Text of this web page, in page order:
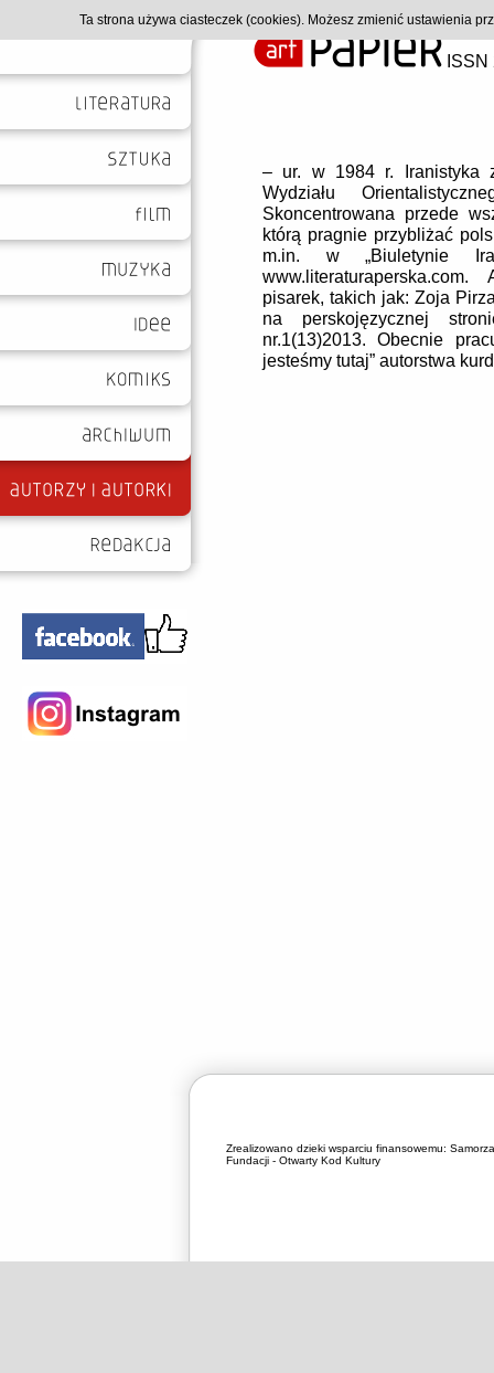
– ur. w 1984 r. Iranistyka z
Wydziału
Skoncentrowana przede
którą pragnie przybliżać
m.in. w „Biuletynie
www.literaturaperska.com.
pisarek, takich jak: Zoja
na perskojęzycznej
nr.1(13)2013. Obecnie
jesteśmy tutaj” autorstwa
Zrealizowano dzieki wsparciu finansowemu:
Fundacji - Otwarty Kod Kultury
Ta strona używa ciasteczek (cookies). Możesz zmienić ustawienia